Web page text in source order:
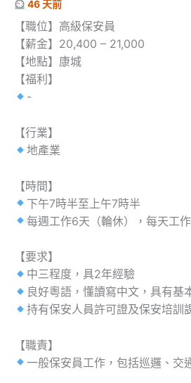
46 天前
【職位】高級保安員
【薪金】20,400 – 21,000
【地點】康城
【福利】
-
【行業】
地產業
【時間】
下午7時半至上午7時半
每週工作6天（輪休），每天工
【要求】
中三程度，具2年經驗
良好粵語，懂讀寫中文，具有基
持有保安人員許可證及保安培訓
【職責】
一般保安員工作，包括巡邏、交